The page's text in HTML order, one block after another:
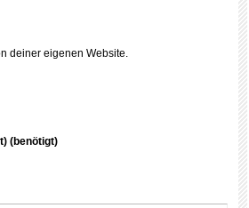
deiner eigenen Website.
(benötigt)